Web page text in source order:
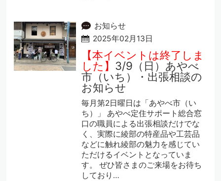
お知らせ
2025年02月13日
【本イベントは終了しま
した】 3/9（日）あやべ
市（いち）・出張相談の
お知らせ
毎月第2日曜日は「あやべ市（い
ち）」 あやべ定住サポート総合窓
口の職員による出張相談だけでな
く、実際に綾部の特産品や工芸品
などに触れ綾部の魅力を感じてい
ただけるイベントとなっていま
す。 ぜひ皆さまのご来場をお待ち
しており…